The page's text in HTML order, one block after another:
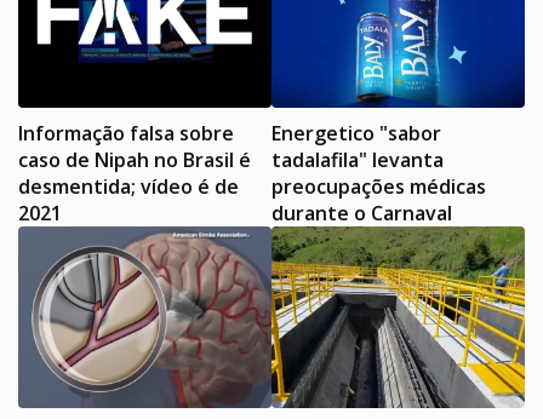
Informação falsa sobre
caso de Nipah no Brasil é
desmentida; vídeo é de
2021
Energetico "sabor
tadalafila" levanta
preocupações médicas
durante o Carnaval